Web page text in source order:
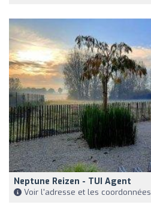
Neptune Reizen - TUI Agent
Voir l'adresse et les coordonnées